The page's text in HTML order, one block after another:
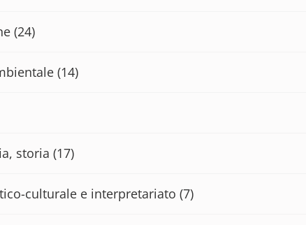
(24)
(14)
storia (17)
culturale e interpretariato (7)